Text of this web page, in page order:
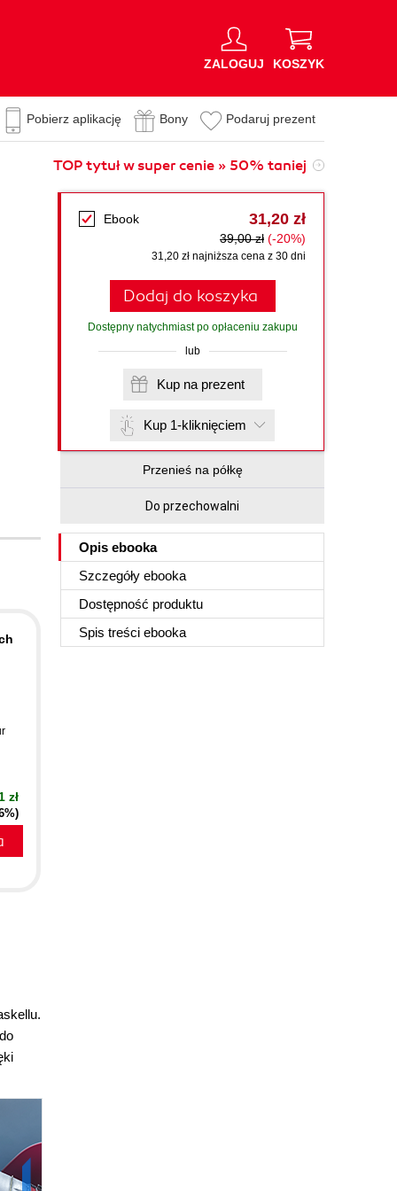
ZALOGUJ KOSZYK
Pobierz aplikację Bony Podaruj prezent
TOP tytuł w super cenie » 50% taniej
Ebook 31,20 zł
39,00 zł (-20%)
31,20 zł najniższa cena z 30 dni
Dodaj do koszyka
Dostępny natychmiast po opłaceniu zakupu
lub
Kup na prezent
Kup 1-kliknięciem
Przenieś na półkę
Do przechowalni
Opis ebooka
Szczegóły ebooka
Dostępność produktu
Spis treści ebooka
zł